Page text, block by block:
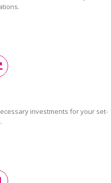
investments for your set-